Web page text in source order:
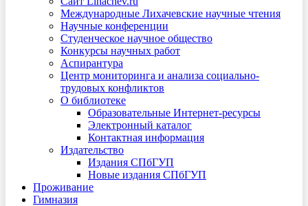
Международные Лихачевские научные чтения
Научные конференции
Студенческое научное общество
Конкурсы научных работ
Аспирантура
Центр мониторинга и анализа социально-
трудовых конфликтов
О библиотеке
Образовательные Интернет-ресурсы
Электронный каталог
Контактная информация
Издательство
Издания СПбГУП
Новые издания СПбГУП
Проживание
Гимназия